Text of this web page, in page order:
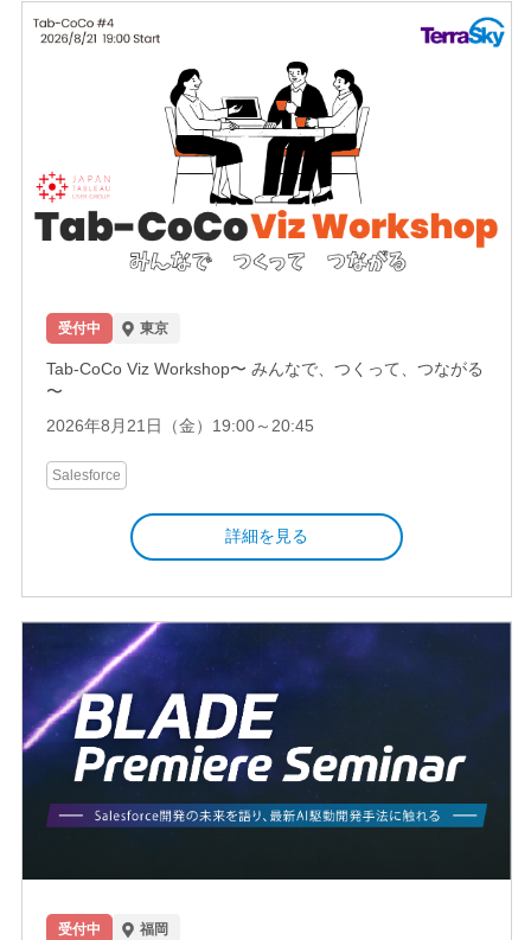
受付中 東京
Tab-CoCo Viz Workshop〜 みんなで、つくって、つながる
〜
2026年8月21日（金）19:00～20:45
Salesforce
詳細を見る
受付中 福岡